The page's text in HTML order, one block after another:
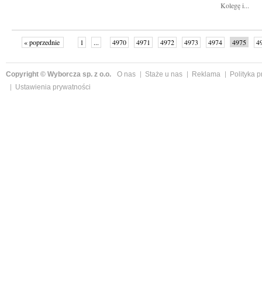
Kolegę i...
« poprzednie 1 ... 4970 4971 4972 4973 4974 4975
Copyright © Wyborcza sp. z o.o. O nas Staże u nas Reklama
Polityka
Ustawienia prywatności